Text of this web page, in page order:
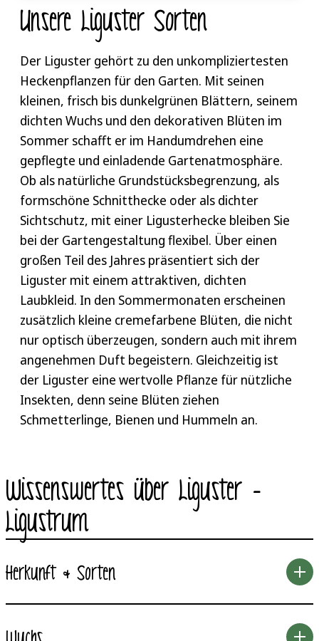
Unsere Liguster Sorten
Der Liguster gehört zu den unkompliziertesten
Heckenpflanzen für den Garten. Mit seinen
kleinen, frisch bis dunkelgrünen Blättern, seinem
dichten Wuchs und den dekorativen Blüten im
Sommer schafft er im Handumdrehen eine
gepflegte und einladende Gartenatmosphäre.
Ob als natürliche Grundstücksbegrenzung, als
formschöne Schnitthecke oder als dichter
Sichtschutz, mit einer Ligusterhecke bleiben Sie
bei der Gartengestaltung flexibel. Über einen
großen Teil des Jahres präsentiert sich der
Liguster mit einem attraktiven, dichten
Laubkleid. In den Sommermonaten erscheinen
zusätzlich kleine cremefarbene Blüten, die nicht
nur optisch überzeugen, sondern auch mit ihrem
angenehmen Duft begeistern. Gleichzeitig ist
der Liguster eine wertvolle Pflanze für nützliche
Insekten, denn seine Blüten ziehen
Schmetterlinge, Bienen und Hummeln an.
Wissenswertes über Liguster –
Ligustrum
Herkunft & Sorten
Liguster, mit lateinischem Namen Ligustrum genannt,